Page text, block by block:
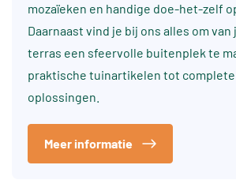
mozaïeken en handige doe-het-zelf
Daarnaast vind je bij ons alles om
terras een sfeervolle buitenplek te
praktische tuinartikelen tot complete
oplossingen.
Meer informatie